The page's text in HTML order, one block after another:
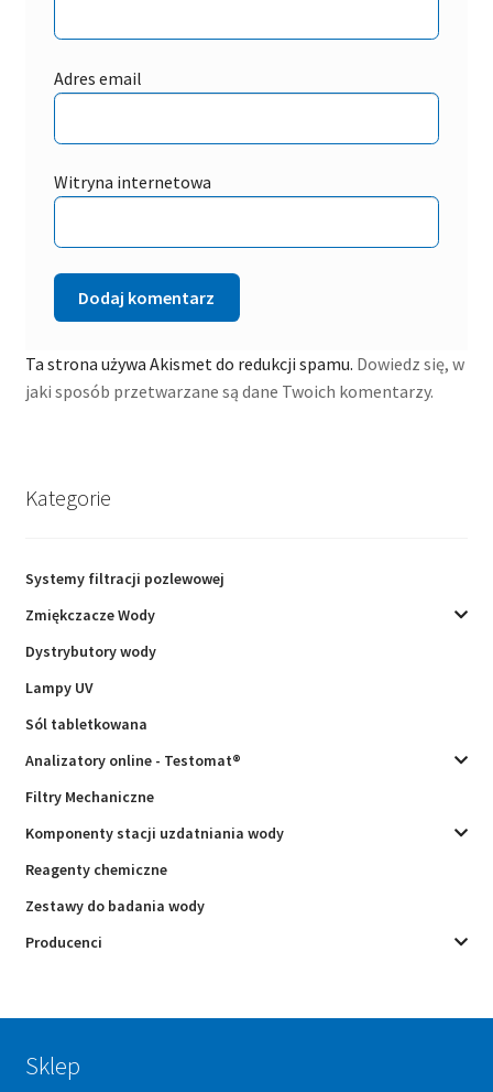
Adres email
Witryna internetowa
Ta strona używa Akismet do redukcji spamu. Dowiedz się, w
jaki sposób przetwarzane są dane Twoich komentarzy.
Kategorie
Systemy filtracji pozlewowej
Zmiękczacze Wody
Dystrybutory wody
Lampy UV
Sól tabletkowana
Analizatory online - Testomat®
Filtry Mechaniczne
Komponenty stacji uzdatniania wody
Reagenty chemiczne
Zestawy do badania wody
Producenci
Sklep